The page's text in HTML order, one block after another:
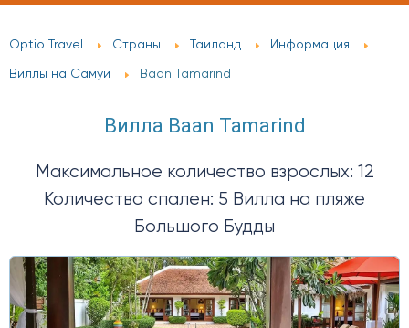
Optio Travel Страны Таиланд Информация
Виллы на Самуи Baan Tamarind
Вилла Baan Tamarind
Максимальное количество взрослых: 12
Количество спален: 5 Вилла на пляже
Большого Будды